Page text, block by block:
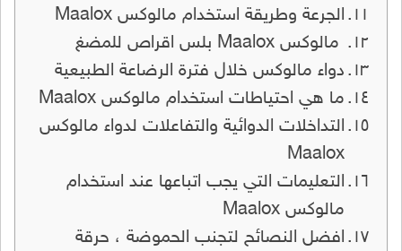
الجرعة وطريقة استخدام مالوكس Maalox
مالوكس Maalox بلس اقراص للمضغ
دواء مالوكس خلال فترة الرضاعة الطبيعية
ما هي احتياطات استخدام مالوكس Maalox
التداخلات الدوائية والتفاعلات لدواء مالوكس
Maalox
التعليمات التي يجب اتباعها عند استخدام
مالوكس Maalox
افضل النصائح لتجنب الحموضة ، حرقة